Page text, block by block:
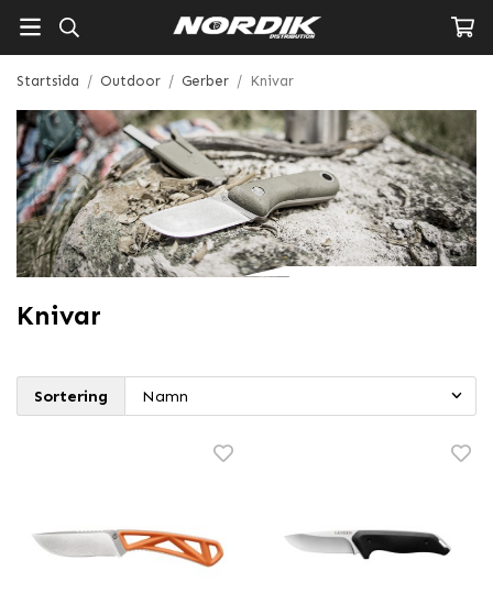
Startsida / Outdoor / Gerber / Knivar
Knivar
Sortering